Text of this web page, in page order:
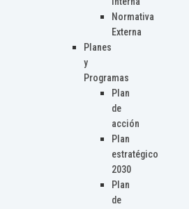
Normativa
Externa
Planes
y
Programas
Plan
de
acción
Plan
estratégico
2030
Plan
de